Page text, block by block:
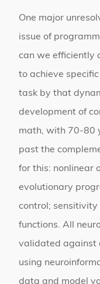
One major
issue of
can we efficiently
to achieve
task by that
development of
math, with 70-80
past the
for this: nonlinear
evolutionary
control;
functions. All
validated against
using
data and model